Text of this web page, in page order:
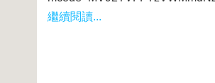
繼續閱讀...